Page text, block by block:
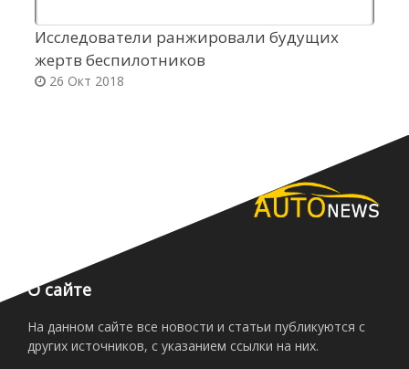
Исследователи ранжировали будущих
жертв беспилотников
26 Окт 2018
О сайте
На данном сайте все новости и статьи публикуются с
других источников, с указанием ссылки на них.